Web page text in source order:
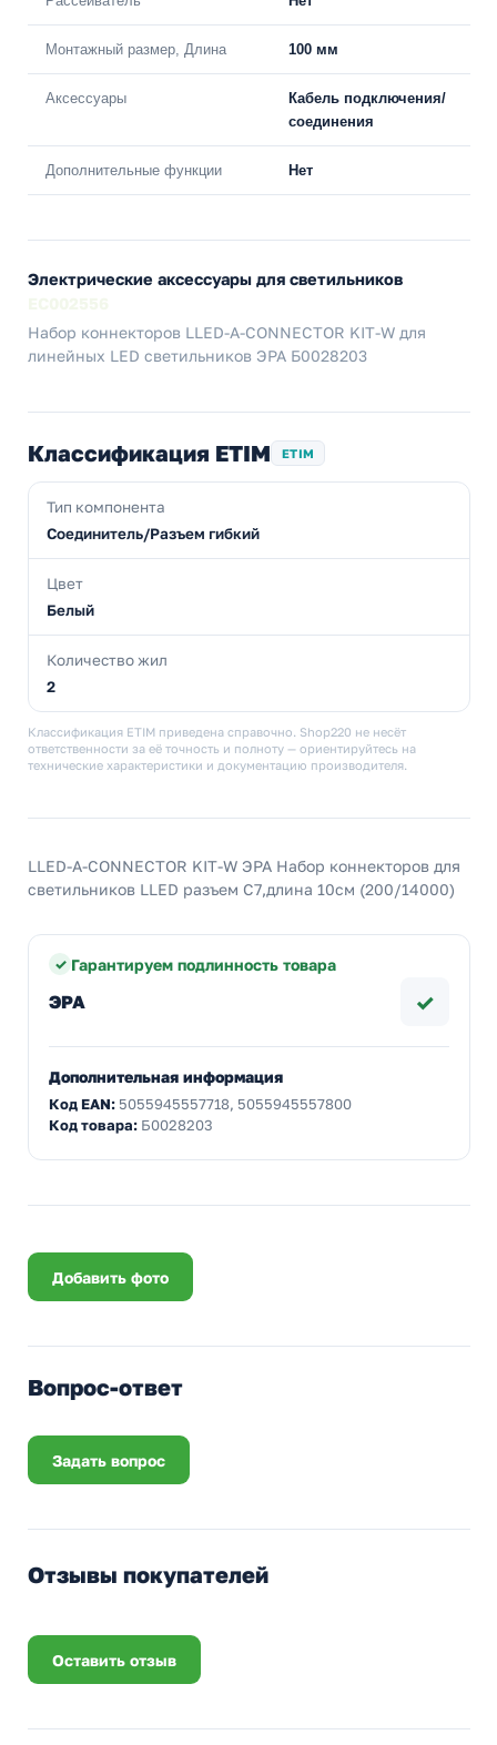
Монтажный размер, Длина 100 мм
Аксессуары
Кабель подключения/
соединения
Дополнительные функции Нет
Электрические аксессуары для светильников
Набор коннекторов LLED-А-CONNECTOR KIT-W для
линейных LED светильников ЭРА Б0028203
Классификация ETIM ETIM
Тип компонента
Соединитель/Разъем гибкий
Цвет
Белый
Количество жил
2
Классификация ETIM приведена справочно. Shop220 не несёт
ответственности за её точность и полноту — ориентируйтесь на
технические характеристики и документацию производителя.
LLED-А-CONNECTOR KIT-W ЭРА Набор коннекторов для
светильников LLED разъем C7,длина 10см (200/14000)
Гарантируем подлинность товара
ЭРА ✓
Дополнительная информация
Код EAN: 5055945557718, 5055945557800
Код товара: Б0028203
Добавить фото
Вопрос-ответ
Задать вопрос
Отзывы покупателей
Оставить отзыв